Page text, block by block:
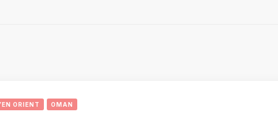
ORIENT OMAN